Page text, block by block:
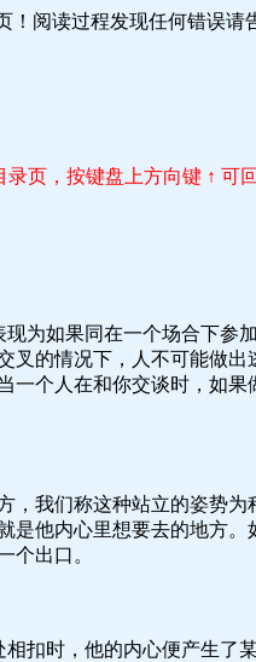
阅读过程发现任何错误请
页，按键盘上方向键 ↑ 可
为如果同在一个场合下
的情况下，人不可能做
个人在和你交谈时，如
我们称这种站立的姿势
他内心里想要去的地方
个出口。
扣时，他的内心便产生